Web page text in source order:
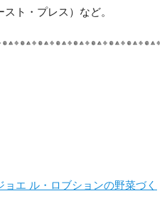
ト・プレス）など。
エ ル・ロブションの野菜づく